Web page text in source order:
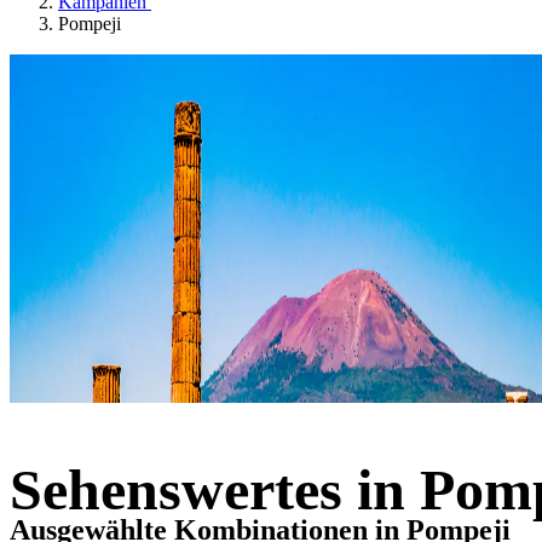
Pompeji
Sehenswertes in
Ausgewählte Kombinationen in Pompeji